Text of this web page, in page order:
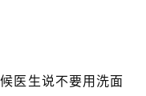
医生说不要用洗面